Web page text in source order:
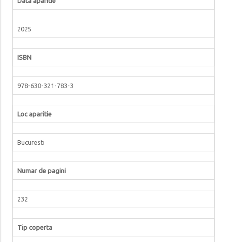
2025
ISBN
978-630-321-783-3
Loc aparitie
Bucuresti
Numar de pagini
232
Tip coperta